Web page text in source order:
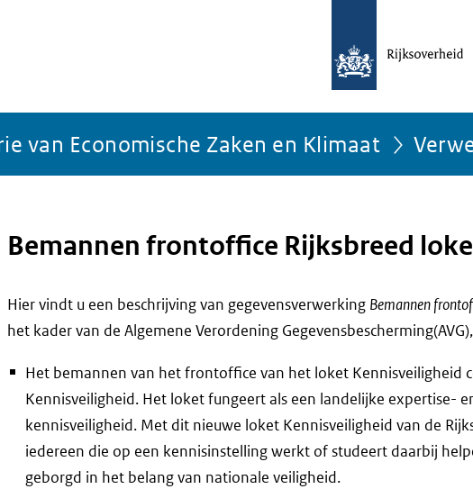
van Economische Zaken en Klimaat
Bemannen frontoffice Rijksbreed
Hier vindt u een beschrijving van gegevensverwerking Bemannen
het kader van de Algemene Verordening
Het bemannen van het frontoffice van het loket Kennisveiligheid
Kennisveiligheid. Het loket fungeert als een landelijke expertise-
kennisveiligheid. Met dit nieuwe loket Kennisveiligheid van de
iedereen die op een kennisinstelling werkt of studeert daarbij
geborgd in het belang van nationale veiligheid.